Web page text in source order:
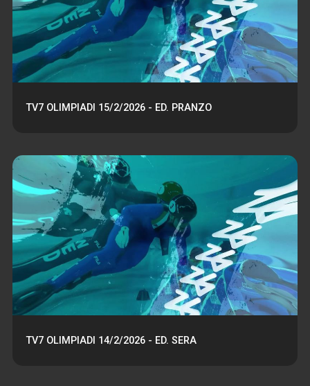
TV7 OLIMPIADI 15/2/2026 - ED. PRANZO
TV7 OLIMPIADI 14/2/2026 - ED. SERA